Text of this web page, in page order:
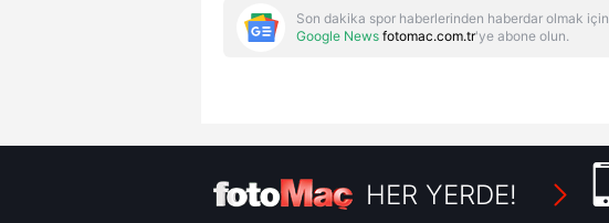
Son dakika spor haberlerinden haberdar olmak için
Google News fotomac.com.tr'ye abone olun.
HER YERDE!